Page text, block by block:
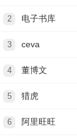
2 电子书库
3 ceva
4 董博文
5 猎虎
6 阿里旺旺